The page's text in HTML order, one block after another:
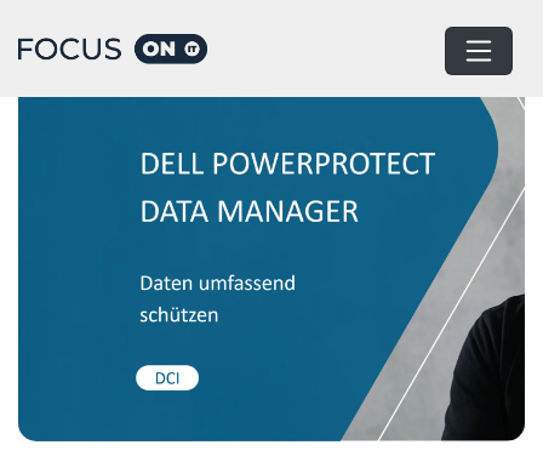
Home Datacenter Infrastruktur